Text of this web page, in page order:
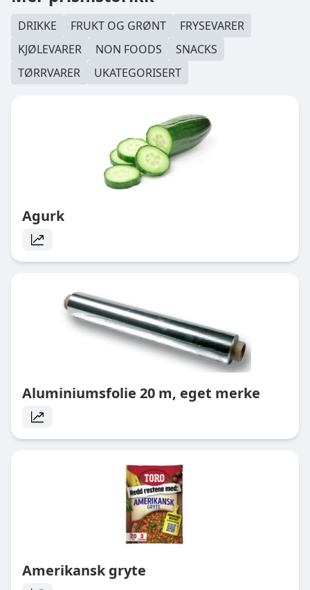
DRIKKE FRUKT OG GRØNT
FRYSEVARER
KJØLEVARER
NON FOODS
SNACKS
TØRRVARER
UKATEGORISERT
Agurk
Aluminiumsfolie 20 m, eget merke
Amerikansk gryte